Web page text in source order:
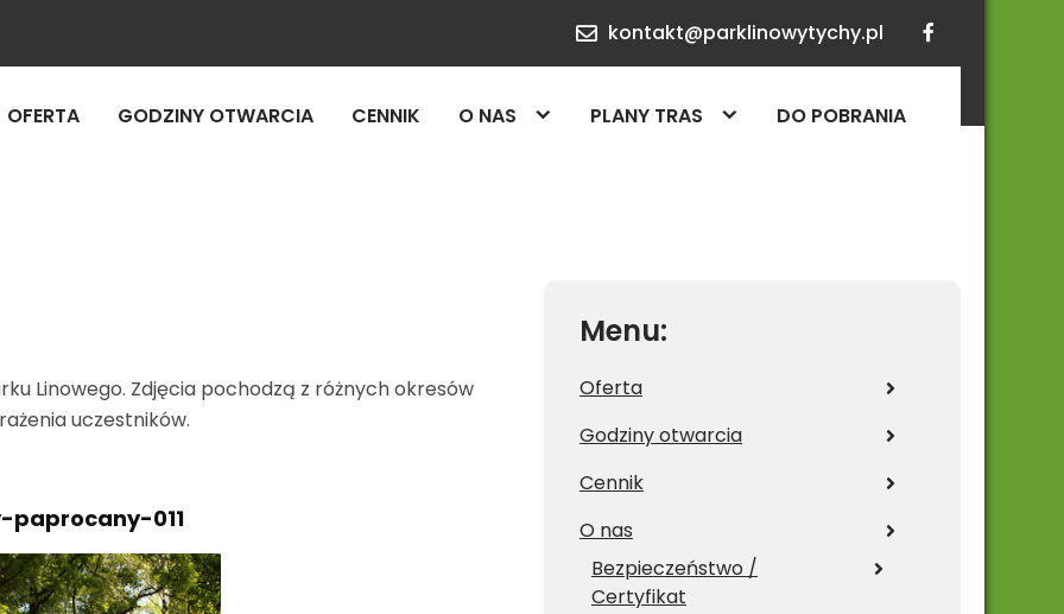
kontakt@parklinowytychy.pl
OFERTA GODZINY OTWARCIA CENNIK O NAS PLANY TRAS DO POBRANIA
Linowego. Zdjęcia pochodzą z różnych okresów
uczestników.
011
Menu:
Oferta
Godziny otwarcia
Cennik
O nas
Bezpieczeństwo /
Certyfikat